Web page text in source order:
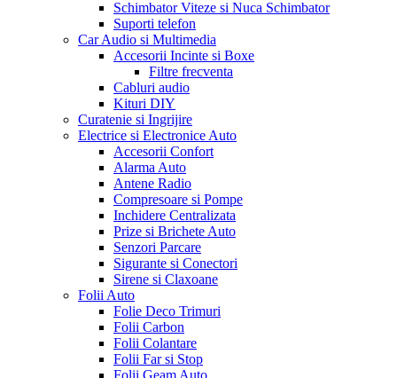
Schimbator Viteze si Nuca Schimbator
Suporti telefon
Car Audio si Multimedia
Accesorii Incinte si Boxe
Filtre frecventa
Cabluri audio
Kituri DIY
Curatenie si Ingrijire
Electrice si Electronice Auto
Accesorii Confort
Alarma Auto
Antene Radio
Compresoare si Pompe
Inchidere Centralizata
Prize si Brichete Auto
Senzori Parcare
Sigurante si Conectori
Sirene si Claxoane
Folii Auto
Folie Deco Trimuri
Folii Carbon
Folii Colantare
Folii Far si Stop
Folii Geam Auto